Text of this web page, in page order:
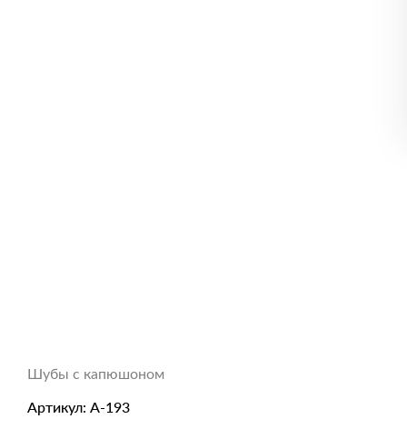
Шубы с капюшоном
Артикул: А-193